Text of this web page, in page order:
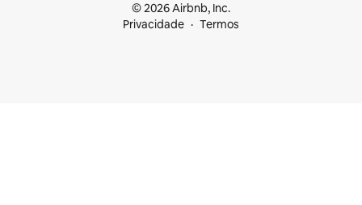
© 2026 Airbnb, Inc.
Privacidade
Termos